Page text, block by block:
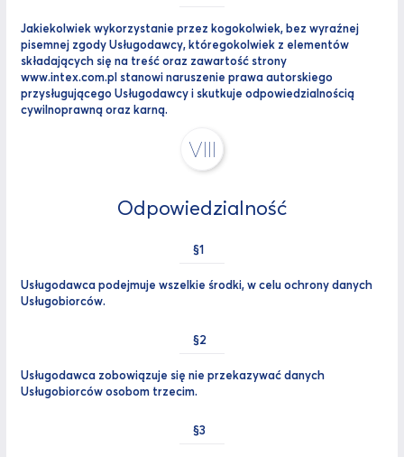
Jakiekolwiek wykorzystanie przez kogokolwiek, bez wyraźnej
pisemnej zgody Usługodawcy, któregokolwiek z elementów
składających się na treść oraz zawartość strony
www.intex.com.pl stanowi naruszenie prawa autorskiego
przysługującego Usługodawcy i skutkuje odpowiedzialnością
cywilnoprawną oraz karną.
VIII
Odpowiedzialność
Usługodawca podejmuje wszelkie środki, w celu ochrony danych
Usługobiorców.
Usługodawca zobowiązuje się nie przekazywać danych
Usługobiorców osobom trzecim.